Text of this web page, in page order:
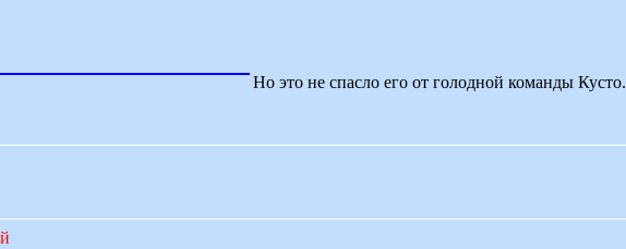
Но это не спасло его от голодной команды Кусто.